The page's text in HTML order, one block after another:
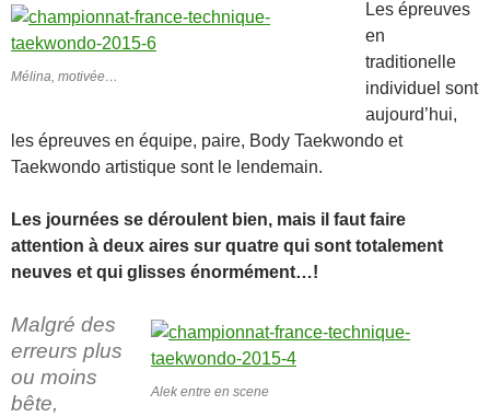
Mélina, motivée…
Les épreuves
en
traditionelle
individuel sont
aujourd’hui,
les épreuves en équipe, paire, Body Taekwondo et
Taekwondo artistique sont le lendemain.
Les journées se déroulent bien, mais il faut faire
attention à deux aires sur quatre qui sont totalement
neuves et qui glisses énormément…!
Alek entre en scene
Malgré des
erreurs plus
ou moins
bête,